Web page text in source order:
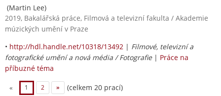
(Martin Lee)
2019, Bakalářská práce, Filmová a televizní fakulta / Akademie
múzických umění v Praze
• http://hdl.handle.net/10318/13492 | Filmové, televizní a
fotografické umění a nová média / Fotografie| Práce na
příbuzné téma
« 1 2 » (celkem 20 prací)